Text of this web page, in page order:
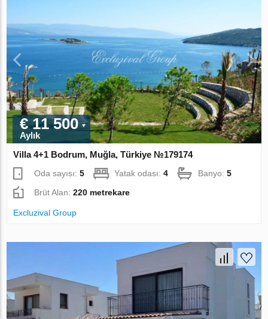
€ 11 500
Aylık
Villa 4+1 Bodrum, Muğla, Türkiye №179174
Oda sayısı:5 Yatak odası:4 Banyo:5
Brüt Alan:220 metrekare
Excluzival Group